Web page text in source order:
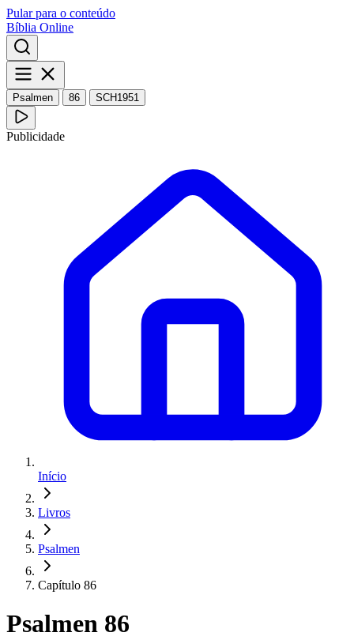
Pular para o conteúdo
Bíblia Online
Psalmen 86 SCH1951
Publicidade
Início
Livros
Psalmen
Capítulo 86
Psalmen 86